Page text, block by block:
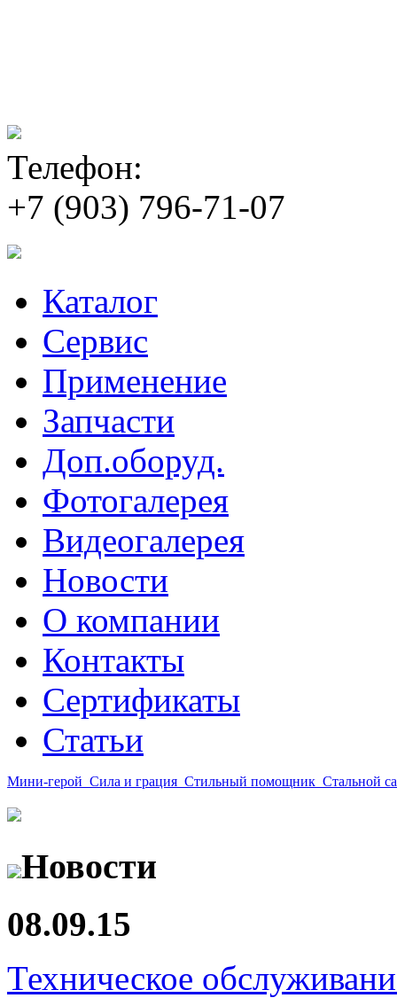
Телефон:
+7 (903) 796-71-07
Каталог
Сервис
Применение
Запчасти
Доп.оборуд.
Фотогалерея
Видеогалерея
Новости
О компании
Контакты
Сертификаты
Статьи
Мини-герой Сила и грация Стильный помощник Стальной
Новости
08.09.15
Техническое